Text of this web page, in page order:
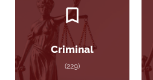
Criminal
(229)